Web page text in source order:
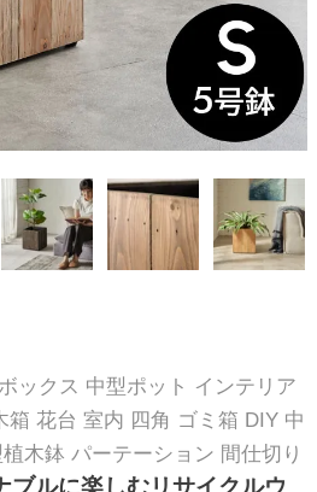
ックス 中型ポット インテリア
花台 室内 四角 ゴミ箱 DIY 中
木鉢 パーテーション 間仕切り